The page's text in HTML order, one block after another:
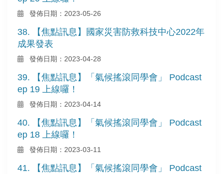
發佈日期：2023-05-26
38. 【焦點訊息】國家災害防救科技中心2022年
成果發表
發佈日期：2023-04-28
39. 【焦點訊息】「氣候搖滾同學會」 Podcast
ep 19 上線囉！
發佈日期：2023-04-14
40. 【焦點訊息】「氣候搖滾同學會」 Podcast
ep 18 上線囉！
發佈日期：2023-03-11
41. 【焦點訊息】「氣候搖滾同學會」 Podcast